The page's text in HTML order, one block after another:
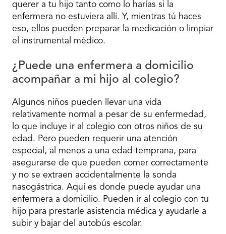
querer a tu hijo tanto como lo harías si la
enfermera no estuviera allí. Y, mientras tú haces
eso, ellos pueden preparar la medicación o limpiar
el instrumental médico.
¿Puede una enfermera a domicilio
acompañar a mi hijo al colegio?
Algunos niños pueden llevar una vida
relativamente normal a pesar de su enfermedad,
lo que incluye ir al colegio con otros niños de su
edad. Pero pueden requerir una atención
especial, al menos a una edad temprana, para
asegurarse de que pueden comer correctamente
y no se extraen accidentalmente la sonda
nasogástrica. Aquí es donde puede ayudar una
enfermera a domicilio. Pueden ir al colegio con tu
hijo para prestarle asistencia médica y ayudarle a
subir y bajar del autobús escolar.